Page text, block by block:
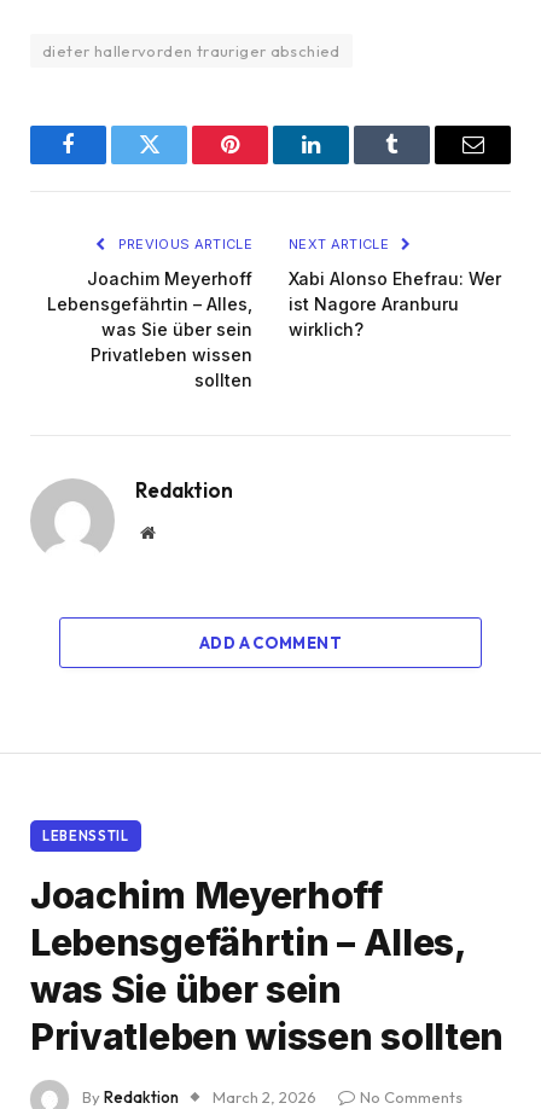
dieter hallervorden trauriger abschied
FacebookTwitter Pinterest LinkedInTumblr Email
PREVIOUS ARTICLE
Joachim Meyerhoff
Lebensgefährtin – Alles,
was Sie über sein
Privatleben wissen
sollten
NEXT ARTICLE
Xabi Alonso Ehefrau: Wer
ist Nagore Aranburu
wirklich?
Redaktion
Website
ADD A COMMENT
LEBENSSTIL
Joachim Meyerhoff
Lebensgefährtin – Alles,
was Sie über sein
Privatleben wissen sollten
ByRedaktion March 2, 2026
No Comments